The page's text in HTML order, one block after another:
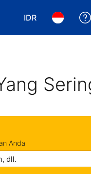
IDR
Pilih mata uang
Pilih
Anda